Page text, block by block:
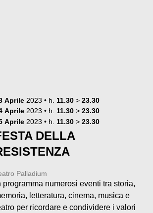
Aprile 2023 • h. 11.30 > 23.30
Aprile 2023 • h. 11.30 > 23.30
Aprile 2023 • h. 11.30 > 23.30
DELLA
Palladium
programma numerosi eventi tra storia,
letteratura, cinema, musica e
per ricordare e condividere i valori